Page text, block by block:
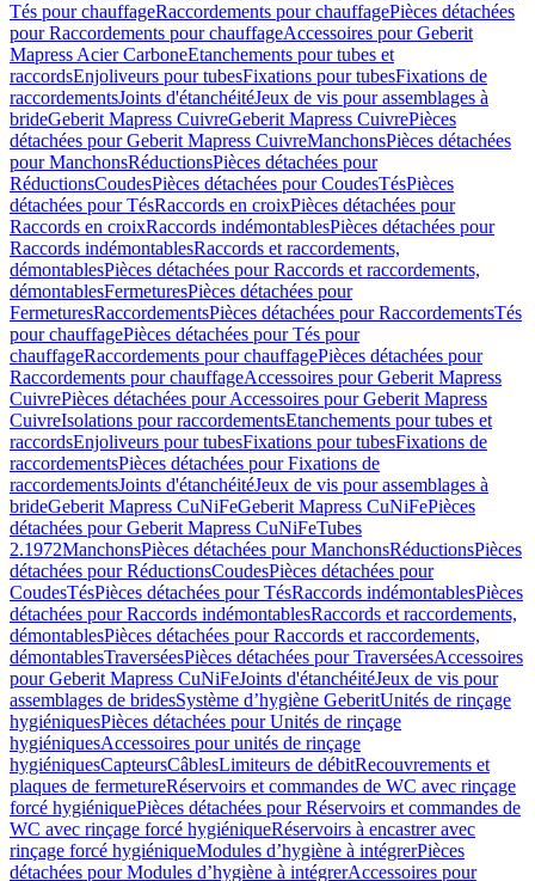
Tés pour chauffageRaccordements pour chauffagePièces détachées
pour Raccordements pour chauffageAccessoires pour Geberit
Mapress Acier CarboneEtanchements pour tubes et
raccordsEnjoliveurs pour tubesFixations pour tubesFixations de
raccordementsJoints d'étanchéitéJeux de vis pour assemblages à
brideGeberit Mapress CuivreGeberit Mapress CuivrePièces
détachées pour Geberit Mapress CuivreManchonsPièces détachées
pour ManchonsRéductionsPièces détachées pour
RéductionsCoudesPièces détachées pour CoudesTésPièces
détachées pour TésRaccords en croixPièces détachées pour
Raccords en croixRaccords indémontablesPièces détachées pour
Raccords indémontablesRaccords et raccordements,
démontablesPièces détachées pour Raccords et raccordements,
démontablesFermeturesPièces détachées pour
FermeturesRaccordementsPièces détachées pour RaccordementsTés
pour chauffagePièces détachées pour Tés pour
chauffageRaccordements pour chauffagePièces détachées pour
Raccordements pour chauffageAccessoires pour Geberit Mapress
CuivrePièces détachées pour Accessoires pour Geberit Mapress
CuivreIsolations pour raccordementsEtanchements pour tubes et
raccordsEnjoliveurs pour tubesFixations pour tubesFixations de
raccordementsPièces détachées pour Fixations de
raccordementsJoints d'étanchéitéJeux de vis pour assemblages à
brideGeberit Mapress CuNiFeGeberit Mapress CuNiFePièces
détachées pour Geberit Mapress CuNiFeTubes
2.1972ManchonsPièces détachées pour ManchonsRéductionsPièces
détachées pour RéductionsCoudesPièces détachées pour
CoudesTésPièces détachées pour TésRaccords indémontablesPièces
détachées pour Raccords indémontablesRaccords et raccordements,
démontablesPièces détachées pour Raccords et raccordements,
démontablesTraverséesPièces détachées pour TraverséesAccessoires
pour Geberit Mapress CuNiFeJoints d'étanchéitéJeux de vis pour
assemblages de bridesSystème d’hygiène GeberitUnités de rinçage
hygiéniquesPièces détachées pour Unités de rinçage
hygiéniquesAccessoires pour unités de rinçage
hygiéniquesCapteursCâblesLimiteurs de débitRecouvrements et
plaques de fermetureRéservoirs et commandes de WC avec rinçage
forcé hygiéniquePièces détachées pour Réservoirs et commandes de
WC avec rinçage forcé hygiéniqueRéservoirs à encastrer avec
rinçage forcé hygiéniqueModules d’hygiène à intégrerPièces
détachées pour Modules d’hygiène à intégrerAccessoires pour